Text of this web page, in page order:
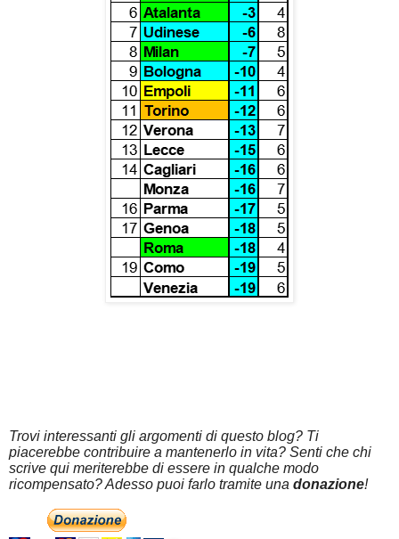
Trovi interessanti gli argomenti di questo blog? Ti
piacerebbe contribuire a mantenerlo in vita? Senti che chi
scrive qui meriterebbe di essere in qualche modo
ricompensato? Adesso puoi farlo tramite una donazione!